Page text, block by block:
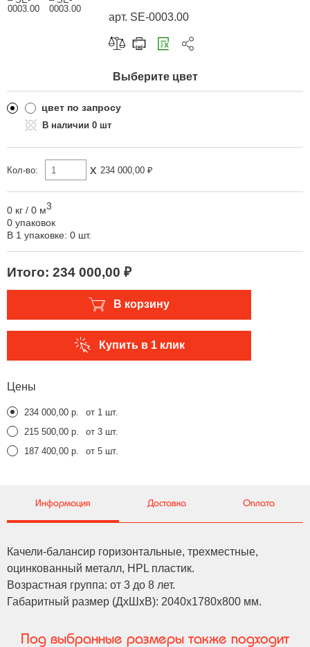
арт. SE-0003.00
Скопировать ссылку
Telegram
Выберите цвет
цвет по запросу
0 шт
Кол-во: x 234 000,00 ₽
0 кг / 0 м3
0 упаковок
В 1 упаковке: 0 шт.
Итого: 234 000,00 ₽
В корзину
Купить в 1 клик
Цены
234 000,00 р.
от 1 шт.
215 500,00 р.
от 3 шт.
187 400,00 р.
от 5 шт.
Информация Доставка Оплата
Качели-балансир горизонтальные, трехместные,
оцинкованный металл, HPL пластик.
Возрастная группа: от 3 до 8 лет.
Габаритный размер (ДхШхВ): 2040х1780х800 мм.
Под выбранные размеры также подходит